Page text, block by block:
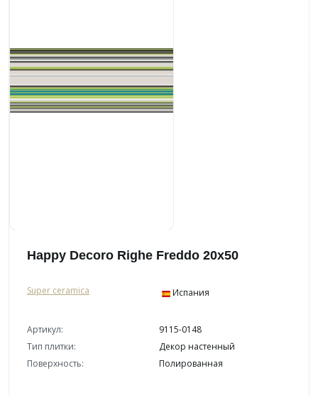
Happy Decoro Righe Freddo 20x50
Super ceramica Испания
Артикул:
9115-0148
Тип плитки:
Декор настенный
Поверхность:
Полированная